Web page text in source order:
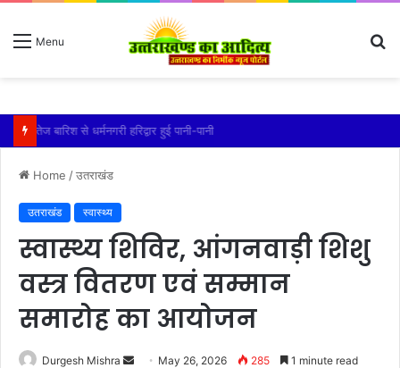
Menu
तेज बारिश से धर्मनगरी हरिद्वार हुई पानी-पानी
Home /उतराखंड
उतराखंड स्वास्थ्य
स्वास्थ्य शिविर, आंगनवाड़ी शिशु
वस्त्र वितरण एवं सम्मान
समारोह का आयोजन
Durgesh Mishra
Send May 26, 2026 285 1 minute read